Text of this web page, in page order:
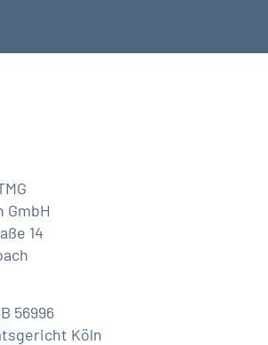
GmbH
14
56996
Köln